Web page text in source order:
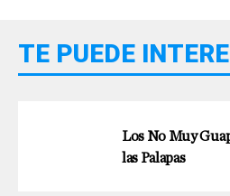
TE PUEDE
Los No Muy
las Palapas